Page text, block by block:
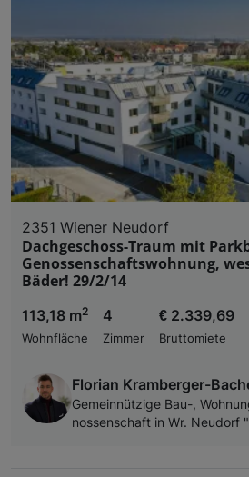
2351 Wiener Neudorf
Dachgeschoss-Traum mit
Genossenschaftswohnung,
Bäder! 29/2/14
113,18 m2
Wohnfläche
4
Zimmer
€ 2.339,69
Bruttomiete
Florian Kramberger-
Ge­mein­nüt­zi­ge Bau-,
nos­sen­schaft in Wr. Neu­dorf